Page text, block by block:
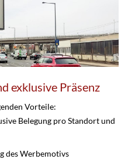
exklusive Präsenz
Vorteile:
Belegung pro Standort und
des Werbemotivs